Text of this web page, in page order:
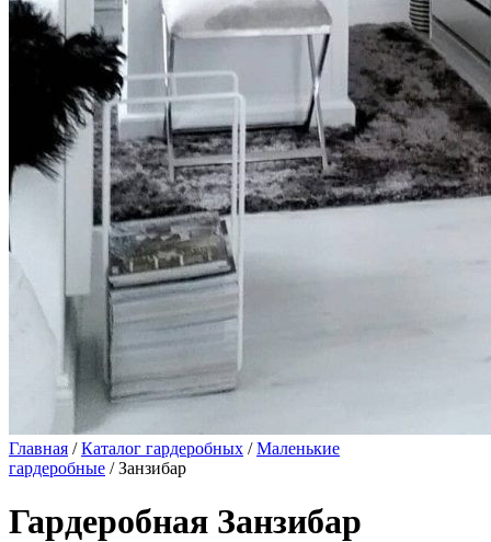
Главная /Каталог гардеробных /Маленькие
гардеробные / Занзибар
Гардеробная Занзибар